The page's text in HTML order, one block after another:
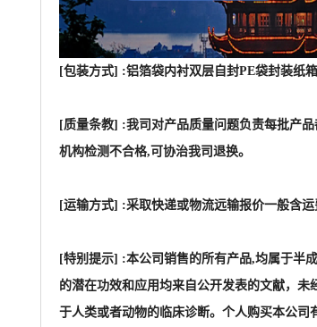
[运输方式] :采取快递或物流远输报价一般含
的潜在功效和应用均来自公开发表的文献，
于人类或者动物的临床诊断。个人购买本公司